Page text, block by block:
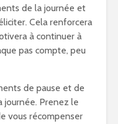
de la journée et
Cela renforcera
à continuer à
pas compte, peu
de pause et de
journée. Prenez le
vous récompenser